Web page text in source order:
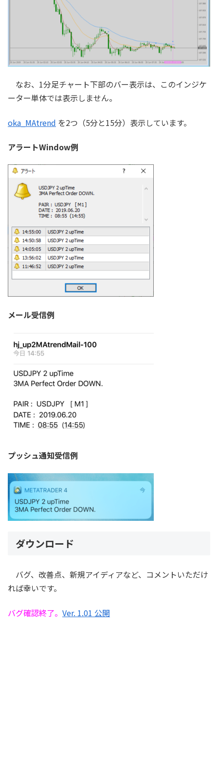
なお、1分足チャート下部のバー表示は、このインジケ
ーター単体では表示しません。
oka_MAtrend を2つ（5分と15分）表示しています。
アラートWindow例
メール受信例
プッシュ通知受信例
ダウンロード
バグ、改善点、新規アイディアなど、コメントいただけ
れば幸いです。
バグ確認終了。 Ver. 1.01 公開